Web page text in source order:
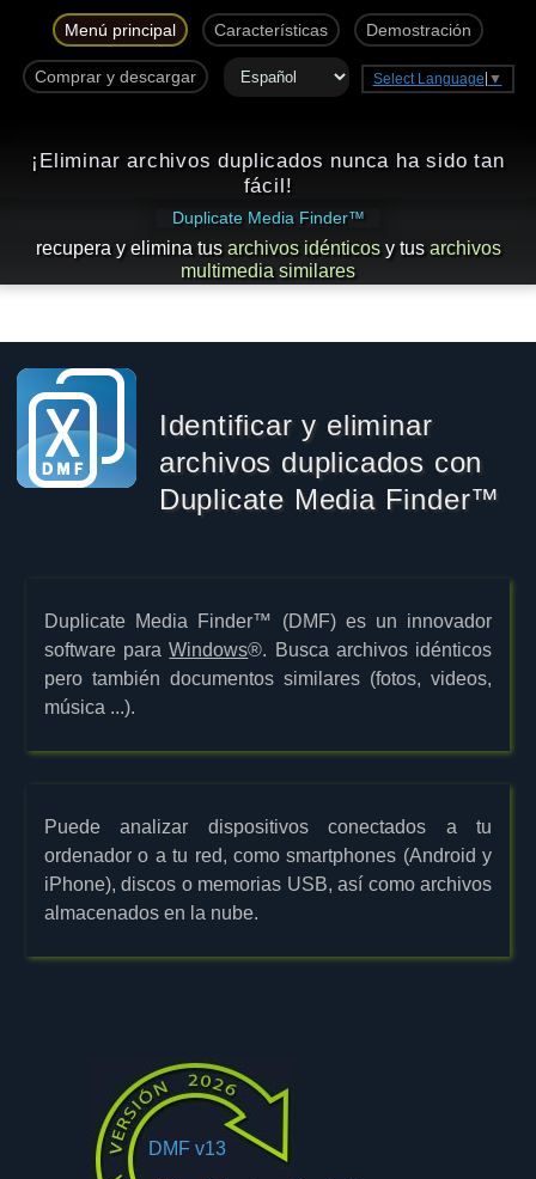
Menú principal Características Demostración
Comprar y descargar Select Language ▼
¡Eliminar archivos duplicados nunca ha sido tan
fácil!
Duplicate Media Finder™
recupera y elimina tus archivos idénticos y tus archivos
multimedia similares
Identificar y eliminar
archivos duplicados con
Duplicate Media Finder™
Duplicate Media Finder™ (DMF) es un innovador
software paraWindows®. Busca archivos idénticos
pero también documentos similares (fotos, videos,
música ...).
Puede analizar dispositivos conectados a tu
ordenador o a tu red, como smartphones (Android y
iPhone), discos o memorias USB, así como archivos
almacenados en la nube.
DMF v13